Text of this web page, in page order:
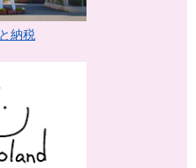
納税